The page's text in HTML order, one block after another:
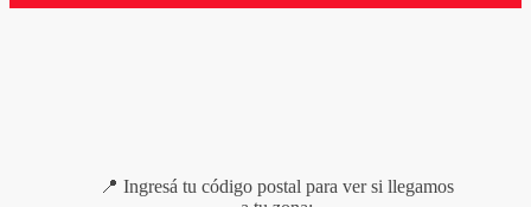
📍 Ingresá tu código postal para ver si llegamos